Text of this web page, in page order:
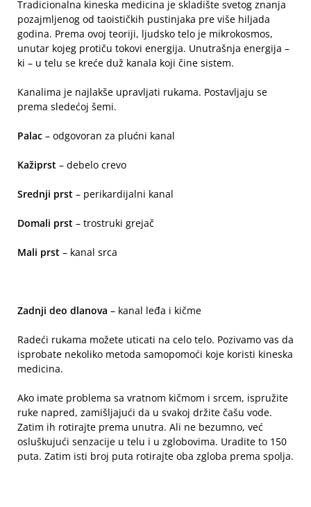
Tradicionalna kineska medicina je skladište svetog znanja
pozajmljenog od taoističkih pustinjaka pre više hiljada
godina. Prema ovoj teoriji, ljudsko telo je mikrokosmos,
unutar kojeg protiču tokovi energija. Unutrašnja energija –
ki – u telu se kreće duž kanala koji čine sistem.
Kanalima je najlakše upravljati rukama. Postavljaju se
prema sledećoj šemi.
Palac – odgovoran za plućni kanal
Kažiprst – debelo crevo
Srednji prst – perikardijalni kanal
Domali prst – trostruki grejač
Mali prst – kanal srca
Zadnji deo dlanova – kanal leđa i kičme
Radeći rukama možete uticati na celo telo. Pozivamo vas da
isprobate nekoliko metoda samopomoći koje koristi kineska
medicina.
Ako imate problema sa vratnom kičmom i srcem, ispružite
ruke napred, zamišljajući da u svakoj držite čašu vode.
Zatim ih rotirajte prema unutra. Ali ne bezumno, već
osluškujući senzacije u telu i u zglobovima. Uradite to 150
puta. Zatim isti broj puta rotirajte oba zgloba prema spolja.